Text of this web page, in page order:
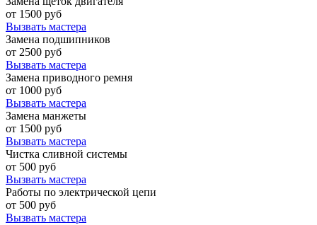
от 1500 руб
Вызвать мастера
Замена подшипников
от 2500 руб
Вызвать мастера
Замена приводного ремня
от 1000 руб
Вызвать мастера
Замена манжеты
от 1500 руб
Вызвать мастера
Чистка сливной системы
от 500 руб
Вызвать мастера
Работы по электрической цепи
от 500 руб
Вызвать мастера